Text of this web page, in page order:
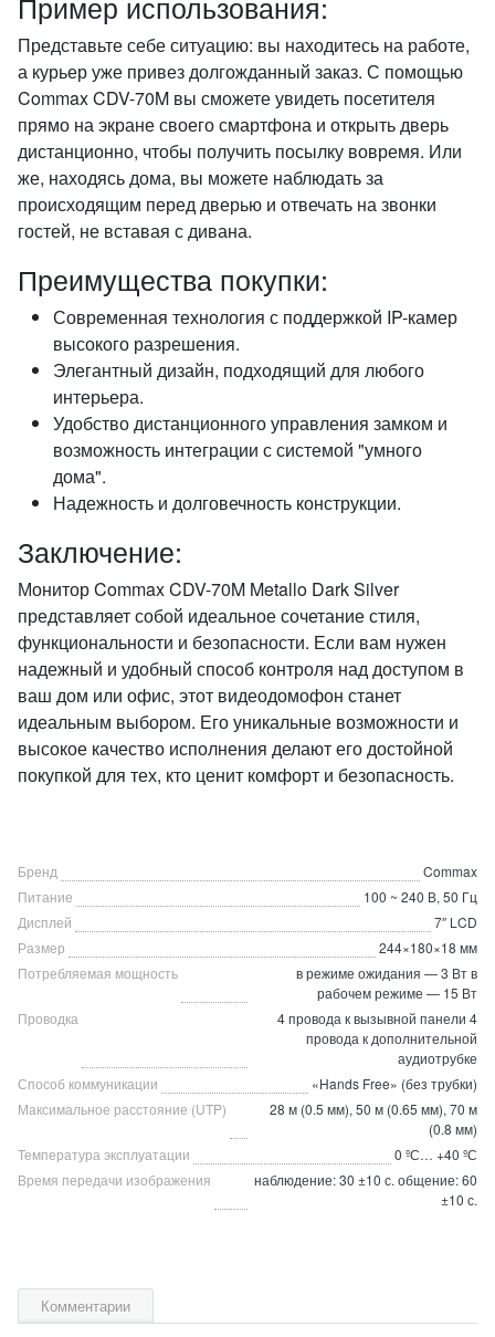
Представьте себе ситуацию: вы находитесь на работе,
а курьер уже привез долгожданный заказ. С помощью
Commax CDV-70M вы сможете увидеть посетителя
прямо на экране своего смартфона и открыть дверь
дистанционно, чтобы получить посылку вовремя. Или
же, находясь дома, вы можете наблюдать за
происходящим перед дверью и отвечать на звонки
гостей, не вставая с дивана.
Преимущества покупки:
Современная технология с поддержкой IP-камер
высокого разрешения.
Элегантный дизайн, подходящий для любого
интерьера.
Удобство дистанционного управления замком и
возможность интеграции с системой "умного
дома".
Надежность и долговечность конструкции.
Заключение:
Монитор Commax CDV-70M Metallo Dark Silver
представляет собой идеальное сочетание стиля,
функциональности и безопасности. Если вам нужен
надежный и удобный способ контроля над доступом в
ваш дом или офис, этот видеодомофон станет
идеальным выбором. Его уникальные возможности и
высокое качество исполнения делают его достойной
покупкой для тех, кто ценит комфорт и безопасность.
Бренд
Commax
Питание
100 ~ 240 В, 50 Гц
Дисплей
7″ LCD
Размер
244×180×18 мм
Потребляемая мощность
в режиме ожидания — 3 Вт в
рабочем режиме — 15 Вт
Проводка
4 провода к вызывной панели 4
провода к дополнительной
аудиотрубке
Способ коммуникации
«Hands Free» (без трубки)
Максимальное расстояние (UTP)
28 м (0.5 мм), 50 м (0.65 мм), 70 м
(0.8 мм)
Температура эксплуатации
0 ºС… +40 ºС
Время передачи изображения
наблюдение: 30 ±10 с. общение: 60
±10 с.
Комментарии